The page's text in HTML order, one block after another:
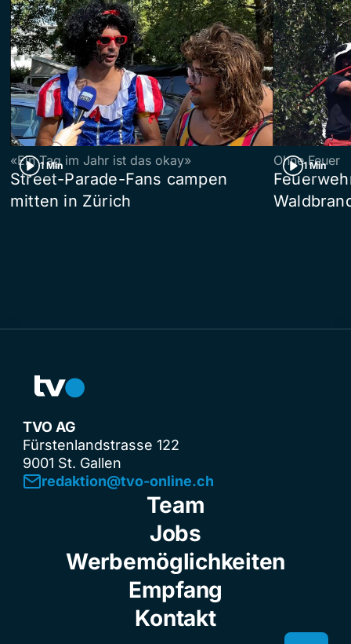
1 Min
«Ein Tag im Jahr ist das okay»
Street-Parade-Fans campen
mitten in Zürich
1 Min
Ohne Feuer
TVO AG
Fürstenlandstrasse 122
9001 St. Gallen
redaktion@tvo-online.ch
Team
Jobs
Werbemöglichkeiten
Empfang
Kontakt